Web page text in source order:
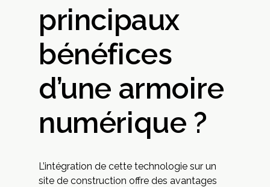
principaux
bénéfices
d’une armoire
numérique ?
L’intégration de cette technologie sur un
site de construction offre des avantages